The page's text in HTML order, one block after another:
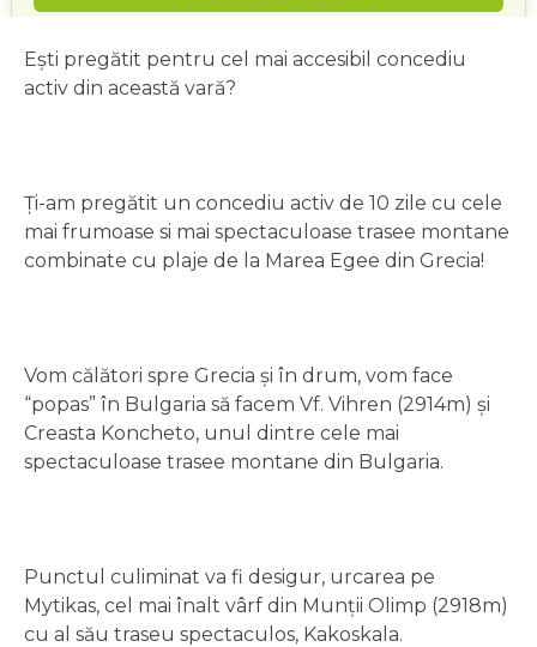
Ești pregătit pentru cel mai accesibil concediu
activ din această vară?
Ți-am pregătit un concediu activ de 10 zile cu cele
mai frumoase si mai spectaculoase trasee montane
combinate cu plaje de la Marea Egee din Grecia!
Vom călători spre Grecia și în drum, vom face
“popas” în Bulgaria să facem Vf. Vihren (2914m) și
Creasta Koncheto, unul dintre cele mai
spectaculoase trasee montane din Bulgaria.
Punctul culiminat va fi desigur, urcarea pe
Mytikas, cel mai înalt vârf din Munții Olimp (2918m)
cu al său traseu spectaculos, Kakoskala.